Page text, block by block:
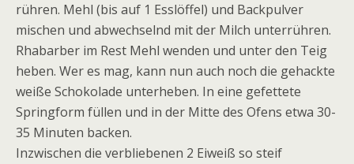
rühren. Mehl (bis auf 1 Esslöffel) und Backpulver
mischen und abwechselnd mit der Milch unterrühren.
Rhabarber im Rest Mehl wenden und unter den Teig
heben. Wer es mag, kann nun auch noch die gehackte
weiße Schokolade unterheben. In eine gefettete
Springform füllen und in der Mitte des Ofens etwa 30-
35 Minuten backen.
Inzwischen die verbliebenen 2 Eiweiß so steif